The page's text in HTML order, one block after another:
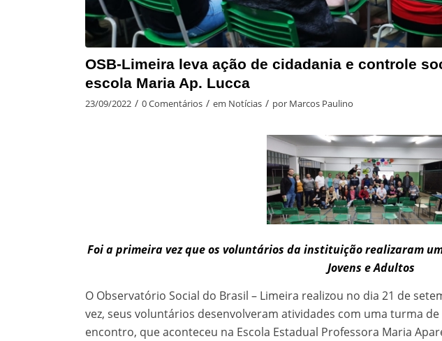
OSB-Limeira leva ação de cidadania e controle
escola Maria Ap. Lucca
23/09/2022 / 0 Comentários / em Notícias / por Marcos Paulino
Foi a primeira vez que os voluntários da instituição realizaram
Jovens e Adultos
O Observatório Social do Brasil – Limeira realizou no dia 21 de
vez, seus voluntários desenvolveram atividades com uma turma de
encontro, que aconteceu na Escola Estadual Professora Maria